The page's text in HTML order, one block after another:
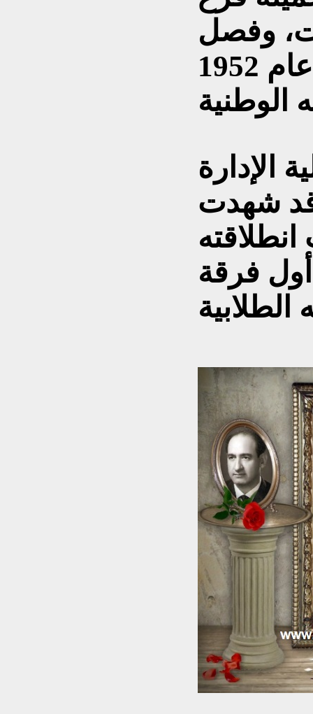
وفصل
في السنة الأخيرة عام 1952
الإدارة
وقد شهدت
فرقة